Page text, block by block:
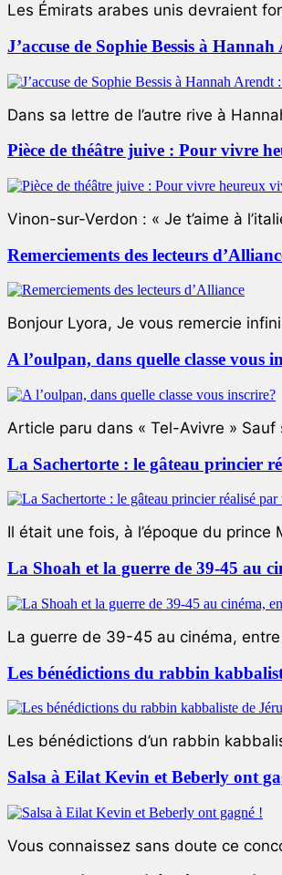
Les Émirats arabes unis devraient
J’accuse de Sophie Bessis à
Dans sa lettre de l’autre rive à
Pièce de théâtre juive : Pour vivre
Vinon-sur-Verdon : « Je t’aime à
Remerciements des lecteurs
Bonjour Lyora, Je vous remercie
A l’oulpan, dans quelle classe vous
Article paru dans « Tel-Avivre »
La Sachertorte : le gâteau princier
Il était une fois, à l’époque du
La Shoah et la guerre de 39-45 au
La guerre de 39-45 au cinéma,
Les bénédictions du rabbin
Les bénédictions d’un rabbin
Salsa à Eilat Kevin et Beberly ont
Vous connaissez sans doute ce